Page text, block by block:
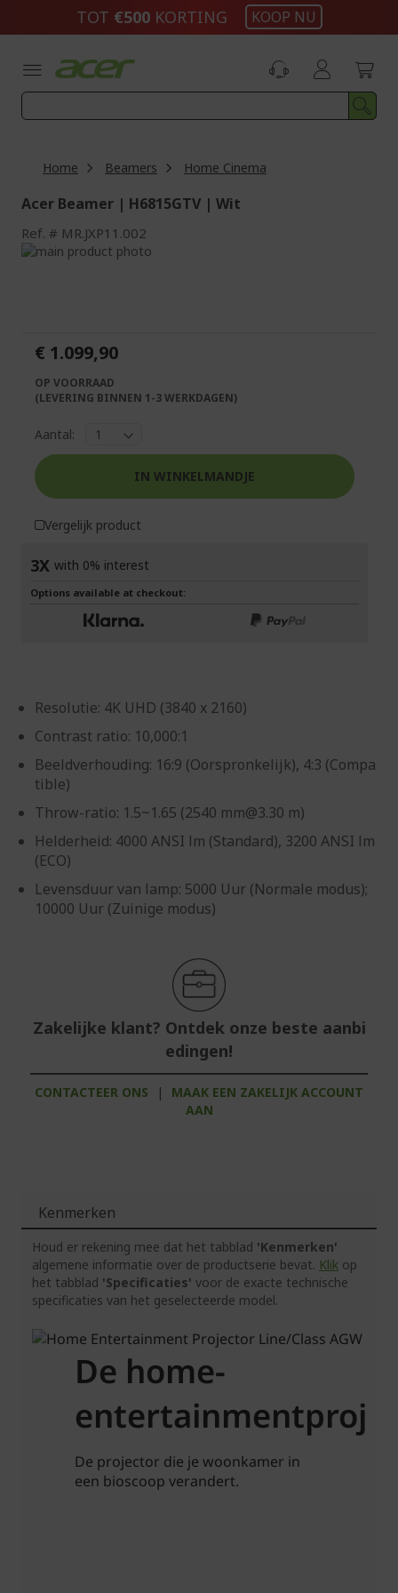
inhoud
TOT €500KORTING KOOP NU
Home Beamers Home Cinema
Acer Beamer | H6815GTV | Wit
Ref. MR.JXP11.002
Ga
afbeeldingen-
gallerij
afbeeldingen-
gallerij
Resolutie: 4K UHD (3840 x 2160)
Contrast ratio: 10,000:1
Beeldverhouding: 16:9 (Oorspronkelijk), 4:3 (Compa
tible)
Throw-ratio: 1.5~1.65 (2540 mm@3.30 m)
Helderheid: 4000 ANSI lm (Standard), 3200 ANSI lm
(ECO)
Levensduur van lamp: 5000 Uur (Normale modus);
10000 Uur (Zuinige modus)
Zakelijke klant? Ontdek onze beste aanbi
edingen!
CONTACTEER ONS |
MAAK EEN ZAKELIJK ACCOUNT
AAN
€ 1.099,90
OP VOORRAAD
(LEVERING BINNEN 1-3 WERKDAGEN)
Aantal:
IN WINKELMANDJE
Vergelijk product
3X with 0% interest
Options available at checkout:
Kenmerken
Houd er rekening mee dat het tabblad 'Kenmerken'
algemene informatie over de productserie bevat. Klik op
het tabblad 'Specificaties' voor de exacte technische
specificaties van het geselecteerde model.